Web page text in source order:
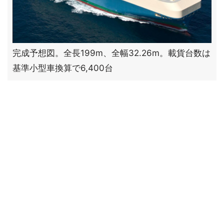
完成予想図。全長199m、全幅32.26m。載貨台数は
基準小型車換算で6,400台